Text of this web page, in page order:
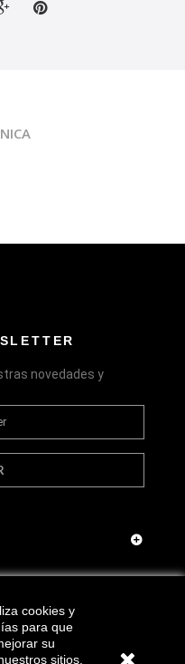
cookies y
para que
su
sitios.
Google+
novedades y